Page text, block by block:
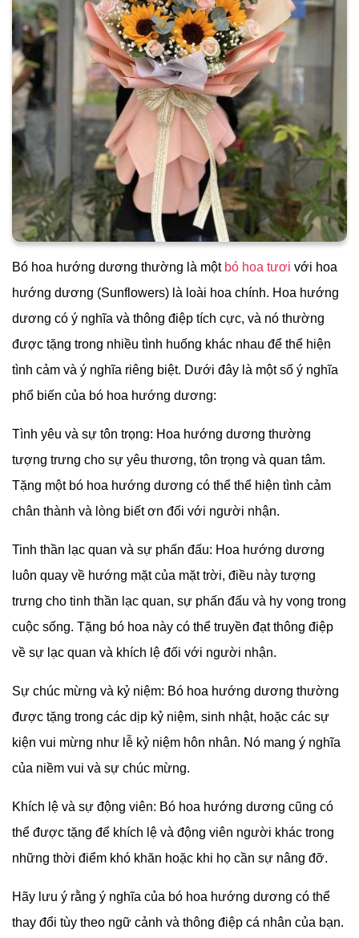
Bó hoa hướng dương thường là một bó hoa tươi với hoa
hướng dương (Sunflowers) là loài hoa chính. Hoa hướng
dương có ý nghĩa và thông điệp tích cực, và nó thường
được tặng trong nhiều tình huống khác nhau để thể hiện
tình cảm và ý nghĩa riêng biệt. Dưới đây là một số ý nghĩa
phổ biến của bó hoa hướng dương:
Tình yêu và sự tôn trọng: Hoa hướng dương thường
tượng trưng cho sự yêu thương, tôn trọng và quan tâm.
Tặng một bó hoa hướng dương có thể thể hiện tình cảm
chân thành và lòng biết ơn đối với người nhận.
Tinh thần lạc quan và sự phấn đấu: Hoa hướng dương
luôn quay về hướng mặt của mặt trời, điều này tượng
trưng cho tinh thần lạc quan, sự phấn đấu và hy vọng trong
cuộc sống. Tặng bó hoa này có thể truyền đạt thông điệp
về sự lạc quan và khích lệ đối với người nhận.
Sự chúc mừng và kỷ niệm: Bó hoa hướng dương thường
được tặng trong các dịp kỷ niệm, sinh nhật, hoặc các sự
kiện vui mừng như lễ kỷ niệm hôn nhân. Nó mang ý nghĩa
của niềm vui và sự chúc mừng.
Khích lệ và sự động viên: Bó hoa hướng dương cũng có
thể được tặng để khích lệ và động viên người khác trong
những thời điểm khó khăn hoặc khi họ cần sự nâng đỡ.
Hãy lưu ý rằng ý nghĩa của bó hoa hướng dương có thể
thay đổi tùy theo ngữ cảnh và thông điệp cá nhân của bạn.